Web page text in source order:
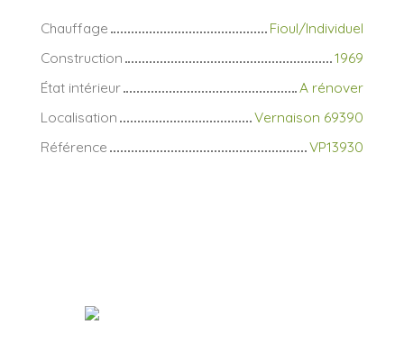
Chauffage
Fioul/Individuel
Construction
1969
État intérieur
A rénover
Localisation
Vernaison 69390
Référence
VP13930